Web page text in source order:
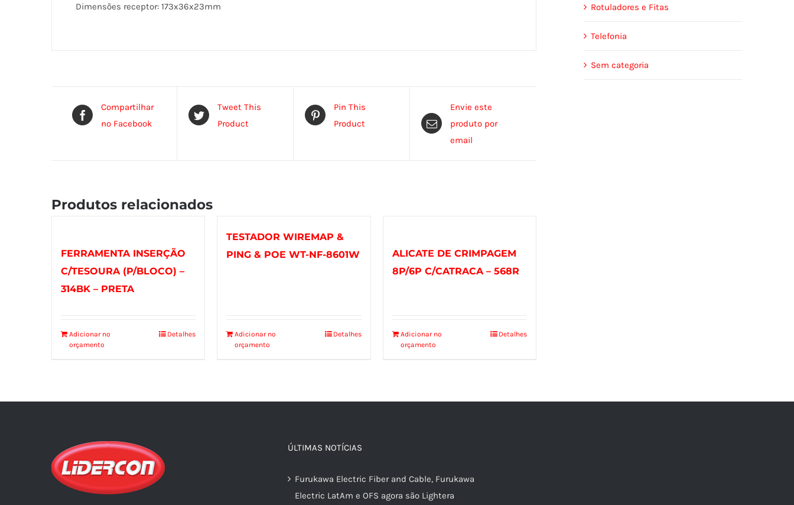
Dimensões receptor: 173x36x23mm
Compartilhar
no Facebook
Tweet This
Product
Pin This
Product
Envie este
produto por
email
Produtos relacionados
FERRAMENTA INSERÇÃO
C/TESOURA (P/BLOCO) –
314BK – PRETA
Adicionar no
orçamento
Detalhes
TESTADOR WIREMAP &
PING & POE WT-NF-8601W
Adicionar no
orçamento
Detalhes
ALICATE DE CRIMPAGEM
8P/6P C/CATRACA – 568R
Adicionar no
orçamento
Detalhes
Rotuladores e Fitas
Telefonia
Sem categoria
ÚLTIMAS NOTÍCIAS
Furukawa Electric Fiber and Cable, Furukawa
Electric LatAm e OFS agora são Lightera